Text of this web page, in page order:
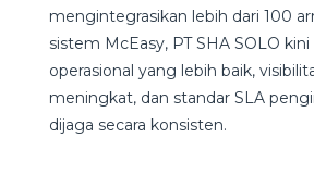
mengintegrasikan lebih dari 100
sistem McEasy, PT SHA SOLO
operasional yang lebih baik,
meningkat, dan standar SLA
dijaga secara konsisten.